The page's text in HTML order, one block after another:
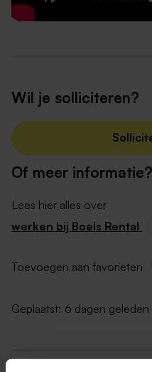
Boels Rental
jouw kennis en
Dit neem jij mee
Je hebt 3-5 jaar
Je hebt een HBO
of een vergelijkbare
Je hebt ervaring met
contract management
omgaat met
Je spreekt de Engelse
Wil je solliciteren?
Of meer informatie?
Lees hier alles over
werken bij Boels Rental
Toevoegen aan favorieten
Geplaatst: 6 dagen geleden